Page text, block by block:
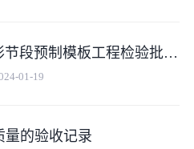
市政验·隧-23 箱形节段预制模板工程检验批质量验收记录
01-19
量的验收记录